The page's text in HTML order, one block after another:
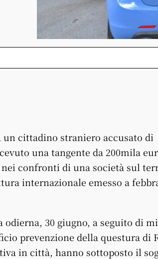
un cittadino straniero accusato di
una tangente da 200mila
confronti di una società sul
internazionale emesso a
odierna, 30 giugno, a seguito di
prevenzione della questura di
in città, hanno sottoposto il